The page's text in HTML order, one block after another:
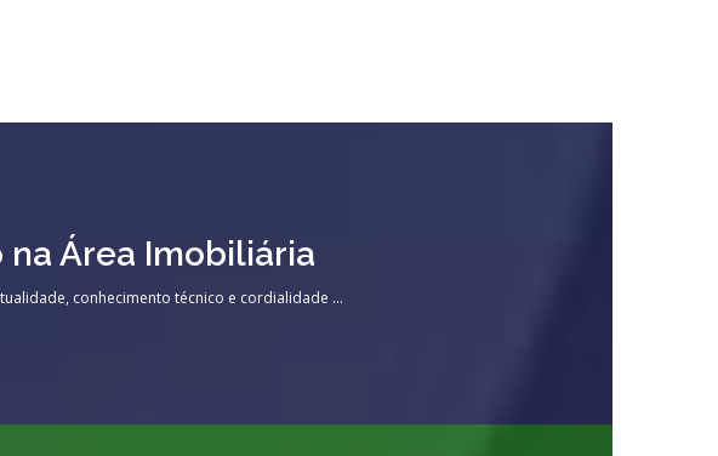
Área Imobiliária
conhecimento técnico e cordialidade ...